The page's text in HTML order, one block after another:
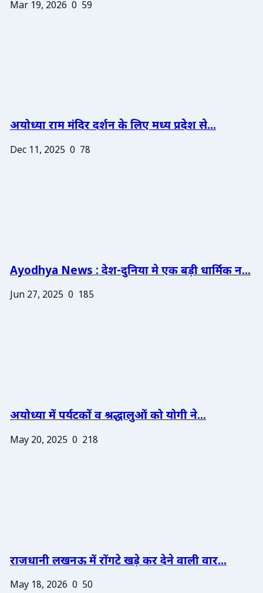
Mar 19, 2026 0 59
अयोध्या राम मंदिर दर्शन के लिए मध्य प्रदेश से...
Dec 11, 2025 0 78
Ayodhya News : देश-दुनिया मे एक बड़ी धार्मिक न...
Jun 27, 2025 0 185
अयोध्या में पर्यटकों व श्रद्धालुओं को योगी ने...
May 20, 2025 0 218
राजधानी लखनऊ में रोंगटे खड़े कर देने वाली वार...
May 18, 2026 0 50